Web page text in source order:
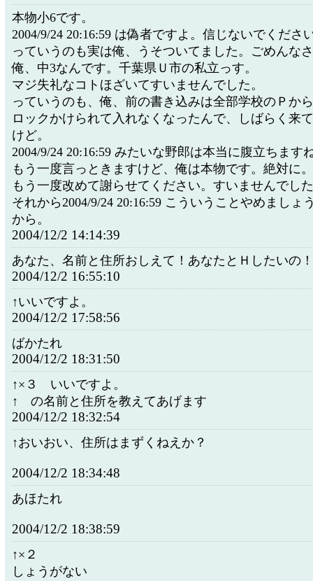
本物小6です。
2004/9/24 20:16:59 は偽者ですよ。信じないでくださ
っていうのも実は俺、うそついてました。ごめんな
俺、中3なんです。千葉県Ｕ市の私立っす。
マジ失礼なコトほざいてすいませんでした。
っていうのも、俺、前の書き込みは全部学校のＰか
ロックかけられて入れなくなったんで、しばらく来
けど。
2004/9/24 20:16:59 みたいな野郎は本当に腹立ちます
もう一度言っときますけど、俺は本物です。絶対に。
もう一度改めて謝らせてください。すいませんでし
それから2004/9/24 20:16:59 こういうことやめましょ
から。
2004/12/2 14:14:39
あなた、名前と住所おしえて！あなたとＨしたいの
2004/12/2 16:55:10
↑いいですよ。
2004/12/2 17:58:56
ばかたれ
2004/12/2 18:31:50
↑×３ いいですよ。
↑ の名前と住所を教えてあげます
2004/12/2 18:32:54
↑おいおい、住所はまずくねえか？
2004/12/2 18:34:48
あほたれ
2004/12/2 18:38:59
↑×２
しょうがない